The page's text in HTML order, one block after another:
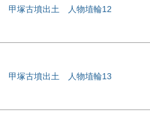
甲塚古墳出土 人物埴輪12
甲塚古墳出土 人物埴輪13